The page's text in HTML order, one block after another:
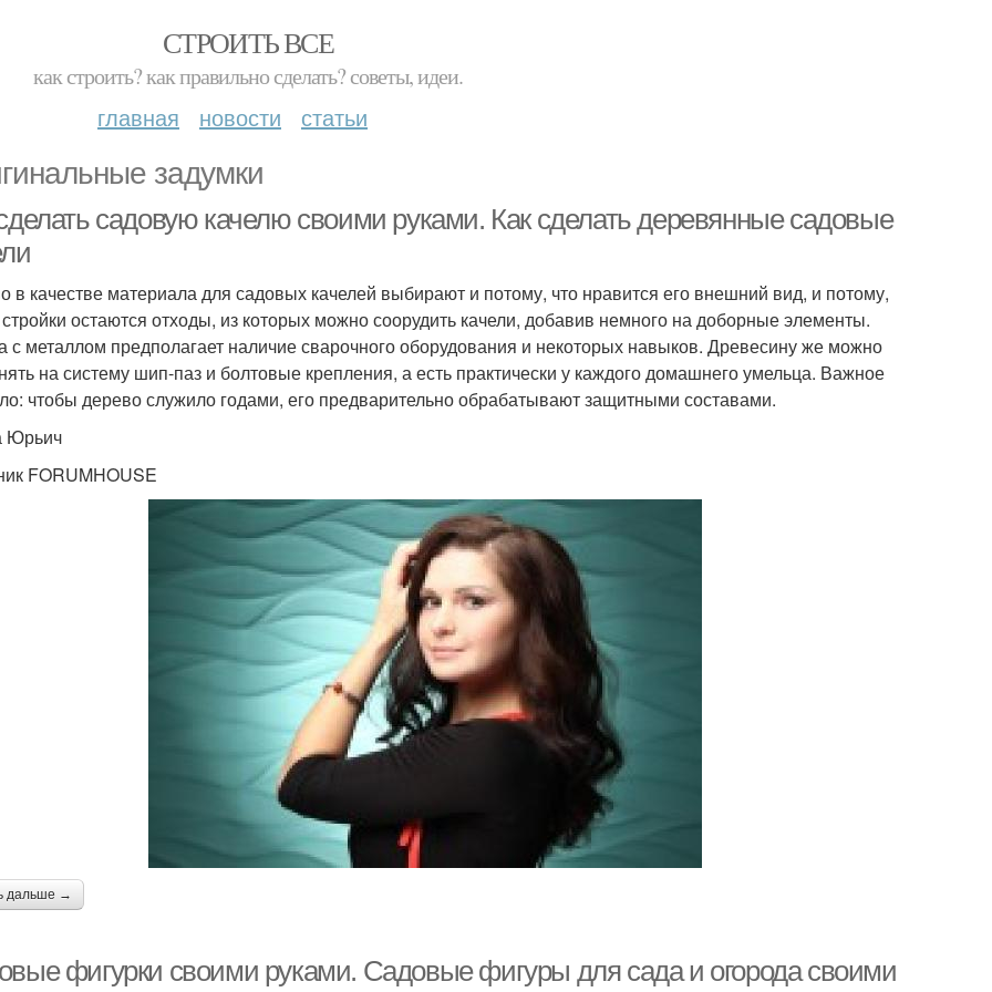
СТРОИТЬ ВСЕ
как строить? как правильно сделать? советы, идеи.
главная новости статьи
задумки
садовую качелю своими руками. Как сделать деревянные садовые
в качестве материала для садовых качелей выбирают и потому, что нравится его внешний вид, и потому,
стройки остаются отходы, из которых можно соорудить качели, добавив немного на доборные элементы.
с металлом предполагает наличие сварочного оборудования и некоторых навыков. Древесину же можно
на систему шип-паз и болтовые крепления, а есть практически у каждого домашнего умельца. Важное
чтобы дерево служило годами, его предварительно обрабатывают защитными составами.
Юрьич
FORUMHOUSE
дальше →
фигурки своими руками. Садовые фигуры для сада и огорода своими